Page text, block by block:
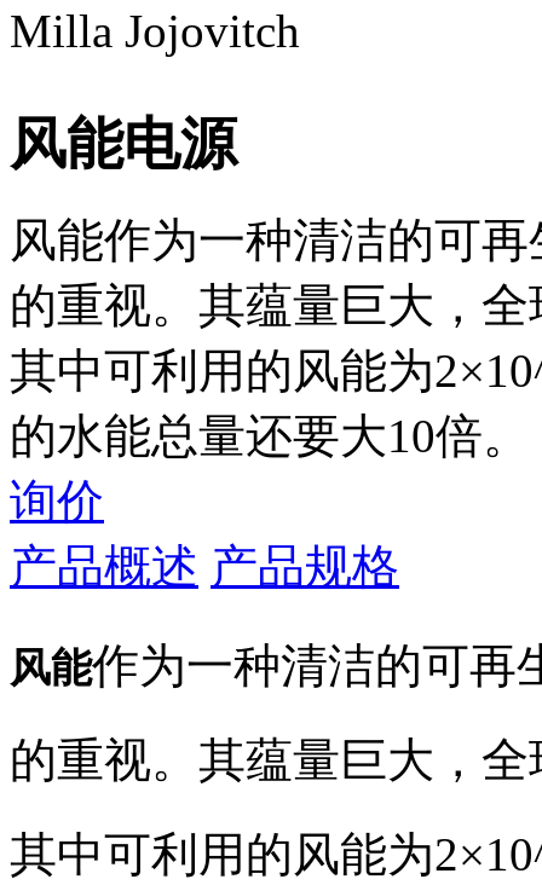
Milla Jojovitch
风能电源
风能作为一种清洁的可
的重视。其蕴量巨大，
其中可利用的风能为
的水能总量还要大10倍。
询价
产品概述 产品规格
风能作为一种清洁的可再
的重视。其蕴量巨大，
其中可利用的风能为